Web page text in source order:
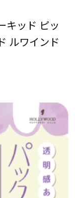
キッド ピッ
ルワインド